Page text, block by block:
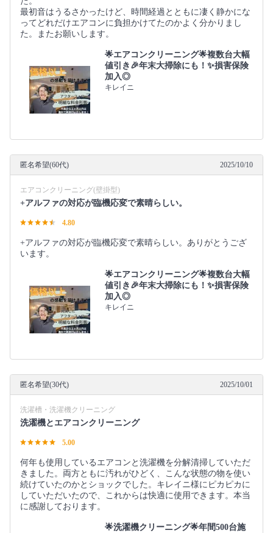
最初音はうるさかったけど、時間経過とともに凄く静かにな
ってどれだけエアコンに負担かけてたのかよく分かりまし
た。またお願いします。
🌟エアコンクリーニング🌟複数台大幅
値引き🎉年末大掃除にも！✨損害保険
加入◎
キレイニ
匿名希望(60代) 2025/10/10
エアコンクリーニング(壁掛型)
+アルファの対応が臨機応変で素晴らしい。
4.80
+アルファの対応が臨機応変で素晴らしい。ありがとうござ
います。
🌟エアコンクリーニング🌟複数台大幅
値引き🎉年末大掃除にも！✨損害保険
加入◎
キレイニ
匿名希望(30代) 2025/10/01
洗濯槽・洗濯機クリーニング
洗濯機とエアコンクリーニング
5.00
何年も使用しているエアコンと洗濯機を分解清掃していただ
きました。両方ともに汚れがひどく、こんな状態の物を使い
続けていたのかとショックでした。キレイニ様にピカピカに
していただいたので、これからは快適に使用できます。本当
に感謝しております。
🌟洗濯機クリーニング🌟年間500台施